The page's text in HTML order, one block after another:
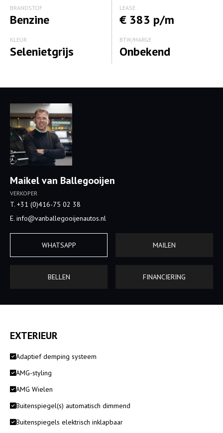
BRANDSTOF
Benzine
KLEUR
Selenietgrijs
LEASE
€ 383 p/m
BTW/MARGE
Onbekend
Maikel van Ballegooijen
VERKOPER
T. +31 (0)416-75 02 38
E. info@vanballegooijenautos.nl
WHATSAPP MAILEN
BELLEN FINANCIERING
EXTERIEUR
Adaptief demping systeem
AMG-styling
AMG Wielen
Buitenspiegel(s) automatisch dimmend
Buitenspiegels elektrisch inklapbaar